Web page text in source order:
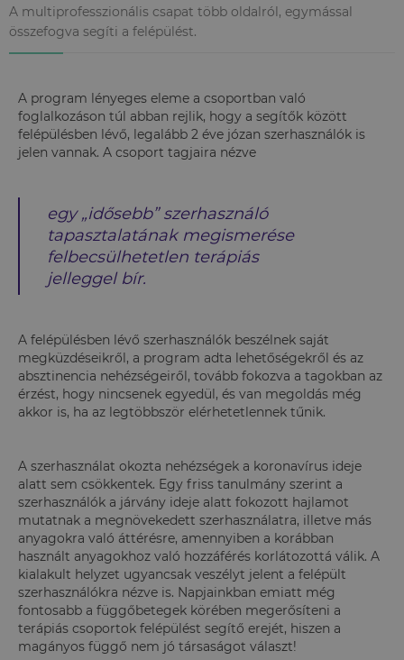
A multiprofesszionális csapat több oldalról, egymással
összefogva segíti a felépülést.
A program lényeges eleme a csoportban való
foglalkozáson túl abban rejlik, hogy a segítők között
felépülésben lévő, legalább 2 éve józan szerhasználók is
jelen vannak. A csoport tagjaira nézve
egy „idősebb” szerhasználó
tapasztalatának megismerése
felbecsülhetetlen terápiás
jelleggel bír.
A felépülésben lévő szerhasználók beszélnek saját
megküzdéseikről, a program adta lehetőségekről és az
absztinencia nehézségeiről, tovább fokozva a tagokban az
érzést, hogy nincsenek egyedül, és van megoldás még
akkor is, ha az legtöbbször elérhetetlennek tűnik.
A szerhasználat okozta nehézségek a koronavírus ideje
alatt sem csökkentek. Egy friss tanulmány szerint a
szerhasználók a járvány ideje alatt fokozott hajlamot
mutatnak a megnövekedett szerhasználatra, illetve más
anyagokra való áttérésre, amennyiben a korábban
használt anyagokhoz való hozzáférés korlátozottá válik. A
kialakult helyzet ugyancsak veszélyt jelent a felépült
szerhasználókra nézve is. Napjainkban emiatt még
fontosabb a függőbetegek körében megerősíteni a
terápiás csoportok felépülést segítő erejét, hiszen a
magányos függő nem jó társaságot választ!